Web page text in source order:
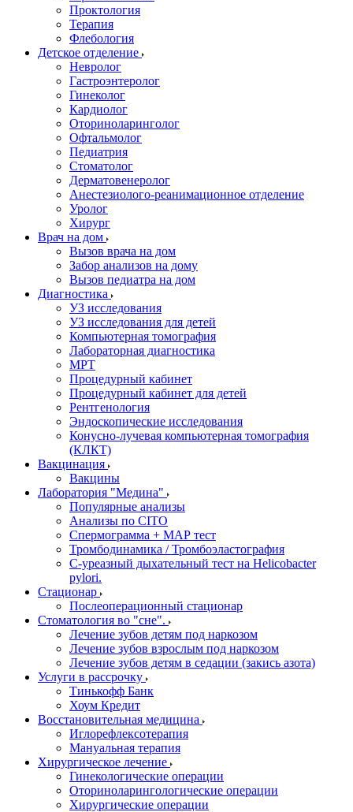
Проктология
Терапия
Флебология
Детское отделение
Невролог
Гастроэнтеролог
Гинеколог
Кардиолог
Оториноларинголог
Офтальмолог
Педиатрия
Стоматолог
Дерматовенеролог
Анестезиолого-реанимационное отделение
Уролог
Хирург
Врач на дом
Вызов врача на дом
Забор анализов на дому
Вызов педиатра на дом
Диагностика
УЗ исследования
УЗ исследования для детей
Компьютерная томография
Лабораторная диагностика
МРТ
Процедурный кабинет
Процедурный кабинет для детей
Рентгенология
Эндоскопические исследования
Конусно-лучевая компьютерная томография
(КЛКТ)
Вакцинация
Вакцины
Лаборатория "Медина"
Популярные анализы
Анализы по CITO
Спермограмма + МАР тест
Тромбодинамика / Тромбоэластография
С-уреазный дыхательный тест на Helicobacter
pylori.
Стационар
Послеоперационный стационар
Стоматология во "сне".
Лечение зубов детям под наркозом
Лечение зубов взрослым под наркозом
Лечение зубов детям в седации (закись азота)
Услуги в рассрочку
Тинькофф Банк
Хоум Кредит
Восстановительная медицина
Иглорефлексотерапия
Мануальная терапия
Хирургическое лечение
Гинекологические операции
Оториноларингологические операции
Хирургические операции